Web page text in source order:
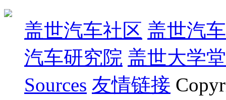
盖世汽车社区 盖世汽
汽车研究院 盖世大学堂
Sources 友情链接